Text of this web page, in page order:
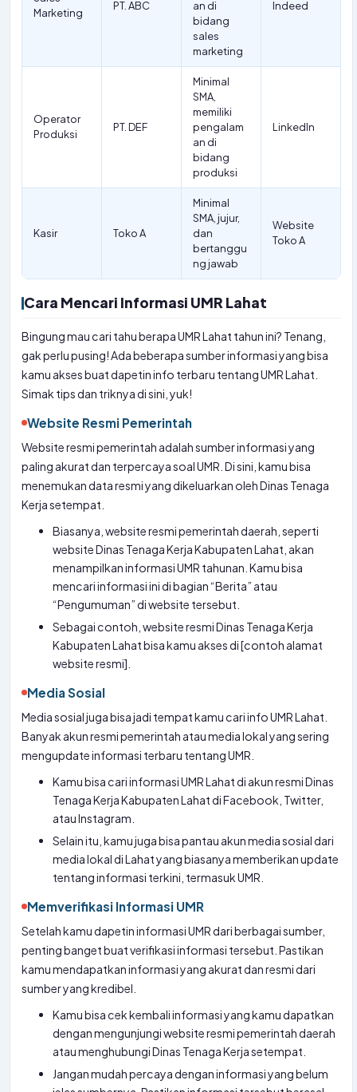
Marketing
PT. ABC
an di
bidang
sales
marketing
Indeed
Operator
Produksi
PT. DEF
Minimal
SMA,
memiliki
pengalam
an di
bidang
produksi
LinkedIn
Kasir Toko A
Minimal
SMA, jujur,
dan
bertanggu
ng jawab
Website
Toko A
Cara Mencari Informasi UMR Lahat
Bingung mau cari tahu berapa UMR Lahat tahun ini? Tenang,
gak perlu pusing! Ada beberapa sumber informasi yang bisa
kamu akses buat dapetin info terbaru tentang UMR Lahat.
Simak tips dan triknya di sini, yuk!
Website Resmi Pemerintah
Website resmi pemerintah adalah sumber informasi yang
paling akurat dan terpercaya soal UMR. Di sini, kamu bisa
menemukan data resmi yang dikeluarkan oleh Dinas Tenaga
Kerja setempat.
Biasanya, website resmi pemerintah daerah, seperti
website Dinas Tenaga Kerja Kabupaten Lahat, akan
menampilkan informasi UMR tahunan. Kamu bisa
mencari informasi ini di bagian “Berita” atau
“Pengumuman” di website tersebut.
Sebagai contoh, website resmi Dinas Tenaga Kerja
Kabupaten Lahat bisa kamu akses di [contoh alamat
website resmi].
Media Sosial
Media sosial juga bisa jadi tempat kamu cari info UMR Lahat.
Banyak akun resmi pemerintah atau media lokal yang sering
mengupdate informasi terbaru tentang UMR.
Kamu bisa cari informasi UMR Lahat di akun resmi Dinas
Tenaga Kerja Kabupaten Lahat di Facebook, Twitter,
atau Instagram.
Selain itu, kamu juga bisa pantau akun media sosial dari
media lokal di Lahat yang biasanya memberikan update
tentang informasi terkini, termasuk UMR.
Memverifikasi Informasi UMR
Setelah kamu dapetin informasi UMR dari berbagai sumber,
penting banget buat verifikasi informasi tersebut. Pastikan
kamu mendapatkan informasi yang akurat dan resmi dari
sumber yang kredibel.
Kamu bisa cek kembali informasi yang kamu dapatkan
dengan mengunjungi website resmi pemerintah daerah
atau menghubungi Dinas Tenaga Kerja setempat.
Jangan mudah percaya dengan informasi yang belum